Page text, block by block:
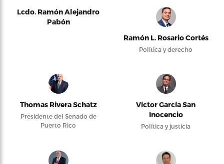
Lcdo. Ramón Alejandro
Pabón
Ramón L. Rosario Cortés
Política y derecho
Thomas Rivera Schatz
Presidente del Senado de
Puerto Rico
Víctor García San
Inocencio
Política y justicia